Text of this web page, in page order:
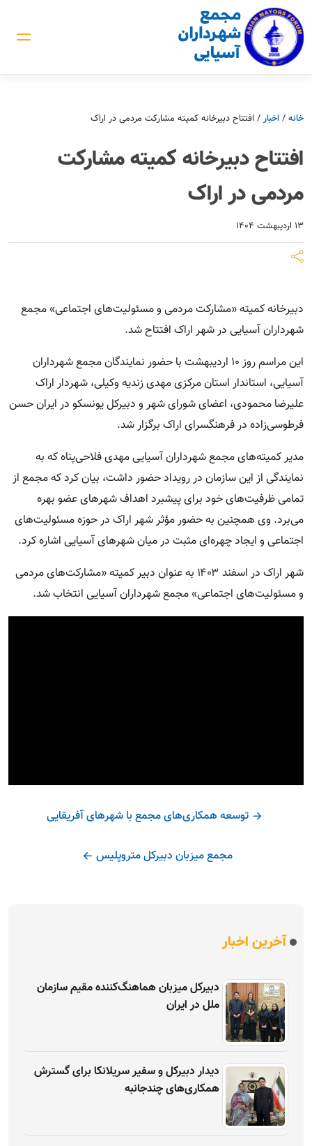
خانه / اخبار / افتتاح دبیرخانه کمیته مشارکت مردمی در اراک
افتتاح دبیرخانه کمیته مشارکت
مردمی در اراک
۱۳ اردیبهشت ۱۴۰۴
دبیرخانه کمیته «مشارکت مردمی و مسئولیت‌های اجتماعی» مجمع
شهرداران آسیایی در شهر اراک افتتاح شد.
این مراسم روز ۱۰ اردیبهشت با حضور نمایندگان مجمع شهرداران
آسیایی، استاندار استان مرکزی مهدی زندیه وکیلی، شهردار اراک
علیرضا محمودی، اعضای شورای شهر و دبیرکل یونسکو در ایران حسن
فرطوسی‌زاده در فرهنگسرای اراک برگزار شد.
مدیر کمیته‌های مجمع شهرداران آسیایی مهدی فلاحی‌پناه که به
نمایندگی از این سازمان در رویداد حضور داشت، بیان کرد که مجمع از
تمامی ظرفیت‌های خود برای پیشبرد اهداف شهرهای عضو بهره
می‌برد. وی همچنین به حضور مؤثر شهر اراک در حوزه مسئولیت‌های
اجتماعی و ایجاد چهره‌ای مثبت در میان شهرهای آسیایی اشاره کرد.
شهر اراک در اسفند ۱۴۰۳ به عنوان دبیر کمیته «مشارکت‌های مردمی
و مسئولیت‌های اجتماعی» مجمع شهرداران آسیایی انتخاب شد.
توسعه همکاری‌های مجمع با شهرهای آفریقایی
مجمع میزبان دبیرکل متروپلیس
آخرین اخبار
دبیرکل میزبان هماهنگ‌کننده مقیم سازمان
ملل در ایران
دیدار دبیرکل و سفیر سریلانکا برای گسترش
همکاری‌های چندجانبه